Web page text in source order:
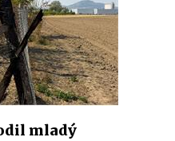
mladý